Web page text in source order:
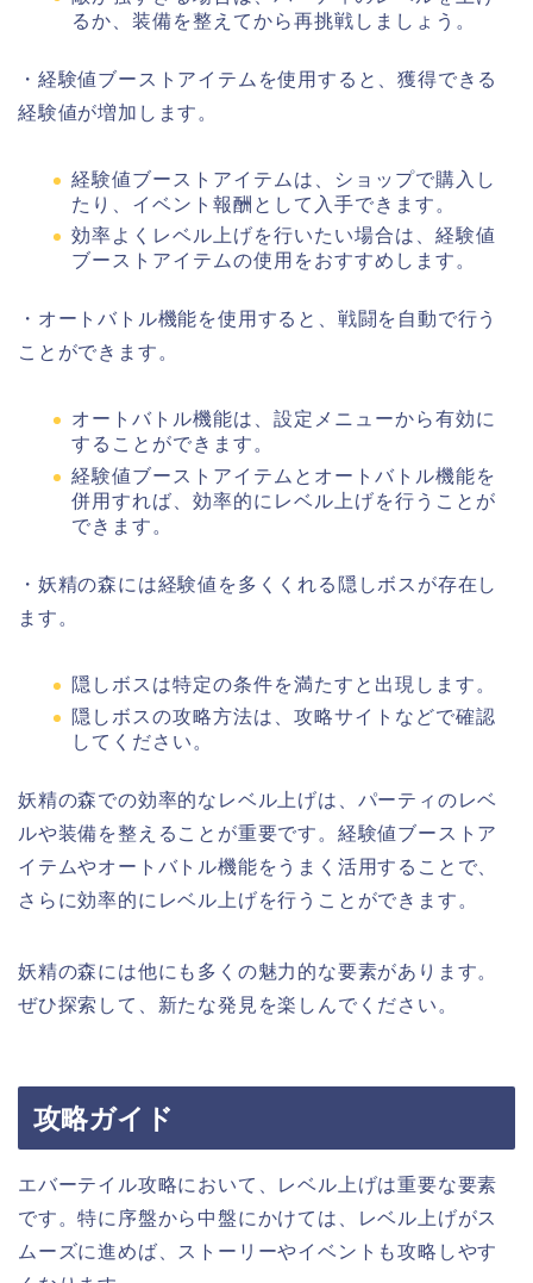
るか、装備を整えてから再挑戦しましょう。
・経験値ブーストアイテムを使用すると、獲得できる
経験値が増加します。
経験値ブーストアイテムは、ショップで購入し
たり、イベント報酬として入手できます。
効率よくレベル上げを行いたい場合は、経験値
ブーストアイテムの使用をおすすめします。
・オートバトル機能を使用すると、戦闘を自動で行う
ことができます。
オートバトル機能は、設定メニューから有効に
することができます。
経験値ブーストアイテムとオートバトル機能を
併用すれば、効率的にレベル上げを行うことが
できます。
・妖精の森には経験値を多くくれる隠しボスが存在し
ます。
隠しボスは特定の条件を満たすと出現します。
隠しボスの攻略方法は、攻略サイトなどで確認
してください。
妖精の森での効率的なレベル上げは、パーティのレベ
ルや装備を整えることが重要です。経験値ブーストア
イテムやオートバトル機能をうまく活用することで、
さらに効率的にレベル上げを行うことができます。
妖精の森には他にも多くの魅力的な要素があります。
ぜひ探索して、新たな発見を楽しんでください。
攻略ガイド
エバーテイル攻略において、レベル上げは重要な要素
です。特に序盤から中盤にかけては、レベル上げがス
ムーズに進めば、ストーリーやイベントも攻略しやす